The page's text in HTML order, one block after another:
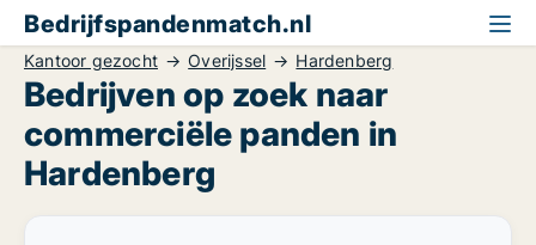
Bedrijfspandenmatch.nl
Kantoor gezocht Overijssel Hardenberg
Bedrijven op zoek naar
commerciële panden in
Hardenberg